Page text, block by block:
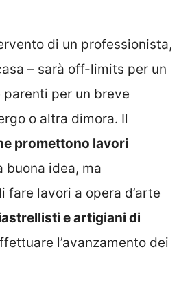
di un professionista,
– sarà off-limits per un
per un breve
o altra dimora. Il
promettono lavori
buona idea, ma
lavori a opera d’arte
e artigiani di
l’avanzamento dei